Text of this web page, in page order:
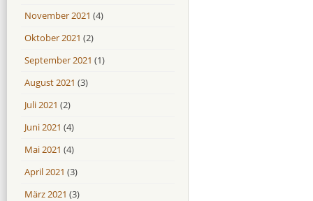
November 2021 (4)
Oktober 2021 (2)
September 2021 (1)
August 2021 (3)
Juli 2021 (2)
Juni 2021 (4)
Mai 2021 (4)
April 2021 (3)
März 2021 (3)